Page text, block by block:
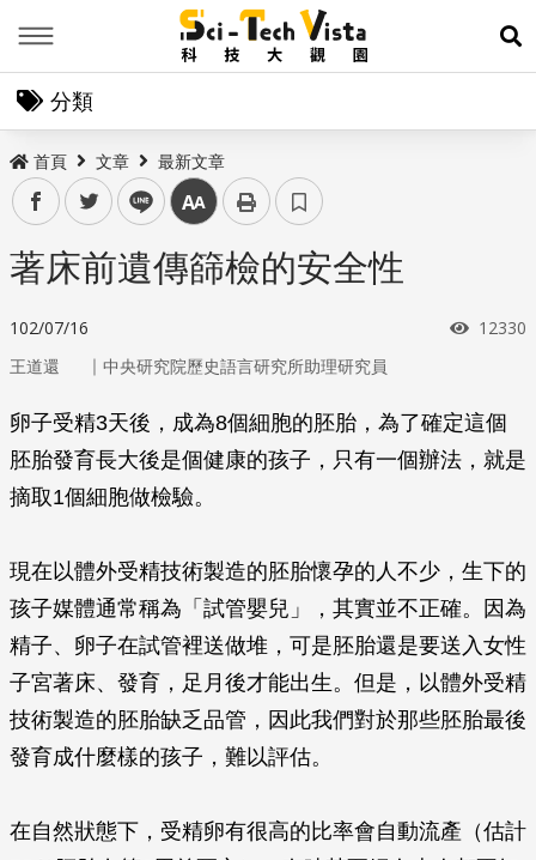
展
分類
首頁 文章 最新文章
facebooktwitter line 中
著床前遺傳篩檢的安全性
102/07/16 瀏覽次
12330
王道還 ｜ 中央研究院歷史語言研究所助理研究員
卵子受精3天後，成為8個細胞的胚胎，為了確定這個
胚胎發育長大後是個健康的孩子，只有一個辦法，就是
摘取1個細胞做檢驗。
現在以體外受精技術製造的胚胎懷孕的人不少，生下的
孩子媒體通常稱為「試管嬰兒」，其實並不正確。因為
精子、卵子在試管裡送做堆，可是胚胎還是要送入女性
子宮著床、發育，足月後才能出生。但是，以體外受精
技術製造的胚胎缺乏品管，因此我們對於那些胚胎最後
發育成什麼樣的孩子，難以評估。
在自然狀態下，受精卵有很高的比率會自動流產（估計